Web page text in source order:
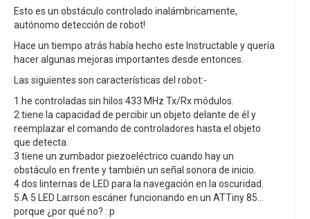
Esto es un obstáculo controlado inalámbricamente,
autónomo detección de robot!
Hace un tiempo atrás había hecho este Instructable y quería
hacer algunas mejoras importantes desde entonces.
Las siguientes son características del robot:-
1.he controladas sin hilos 433 MHz Tx/Rx módulos.
2 tiene la capacidad de percibir un objeto delante de él y
reemplazar el comando de controladores hasta el objeto
que detecta.
3 tiene un zumbador piezoeléctrico cuando hay un
obstáculo en frente y también un señal sonora de inicio.
4 dos linternas de LED para la navegación en la oscuridad.
5.A 5 LED Larrson escáner funcionando en un ATTiny 85...
porque ¿por qué no? : p